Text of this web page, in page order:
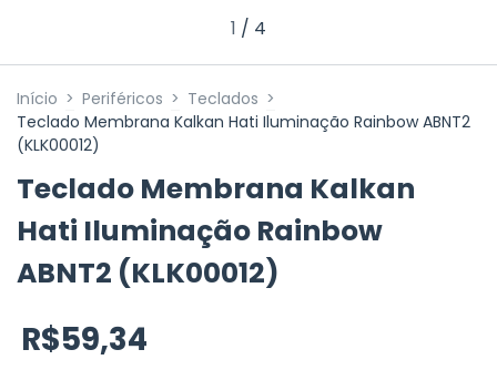
1 / 4
Início > Periféricos > Teclados >
Teclado Membrana Kalkan Hati Iluminação Rainbow ABNT2
(KLK00012)
Teclado Membrana Kalkan
Hati Iluminação Rainbow
ABNT2 (KLK00012)
R$59,34